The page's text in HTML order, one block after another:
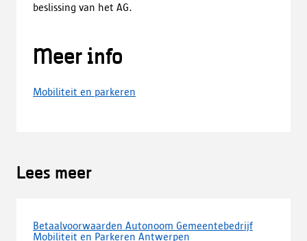
beslissing van het AG.
Meer info
Mobiliteit en parkeren
Lees meer
Betaalvoorwaarden Autonoom Gemeentebedrijf
Mobiliteit en Parkeren Antwerpen